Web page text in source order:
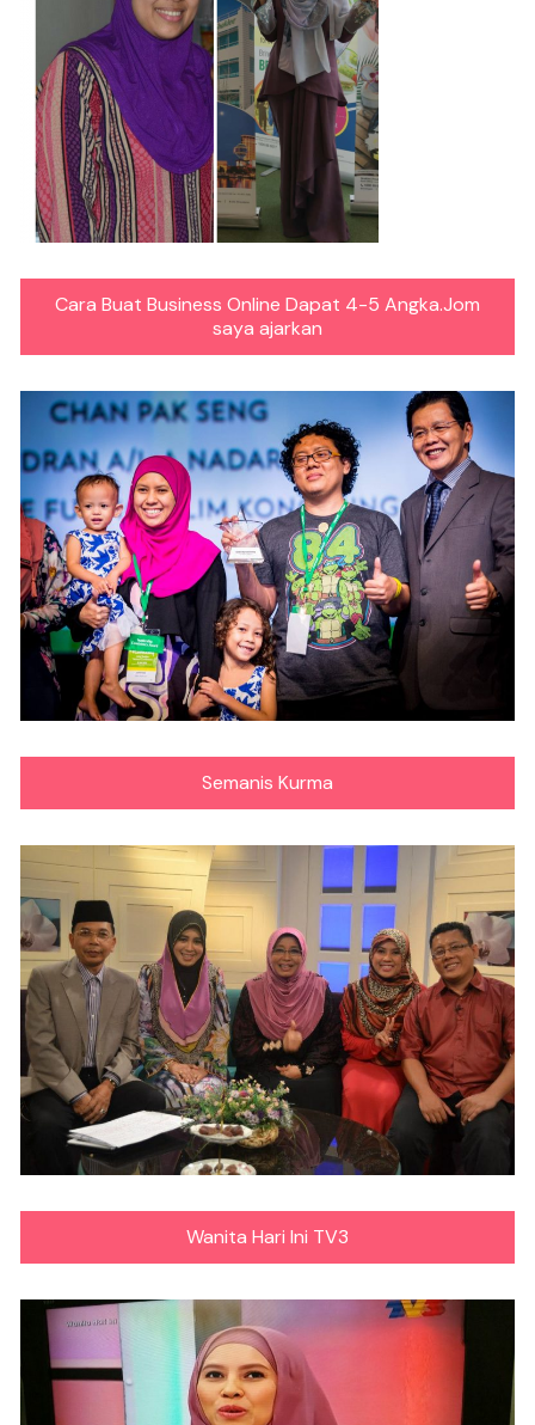
Cara Buat Business Online Dapat 4-5 Angka.Jom
saya ajarkan
Semanis Kurma
Wanita Hari Ini TV3